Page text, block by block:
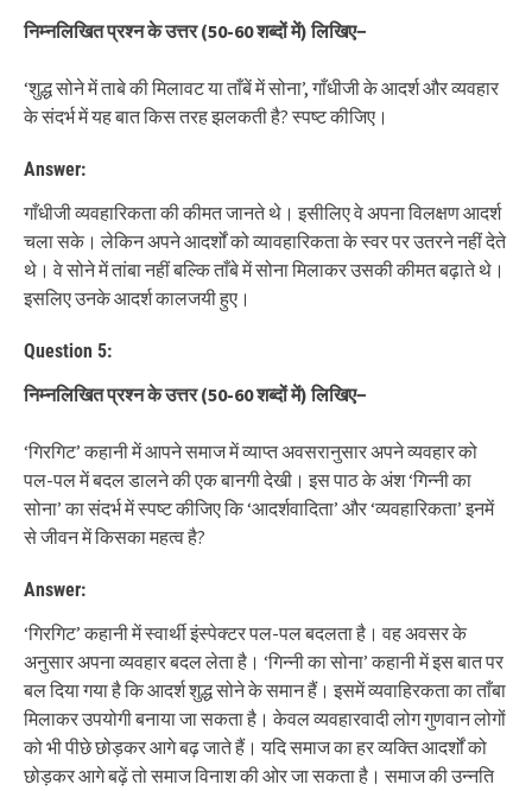
निम्नलिखित प्रश्न के उत्तर(50-60शब्दों में)लिखिए−
‘शुद्ध सोने में ताबे की मिलावट या ताँबें में सोना’, गाँधीजी के आदर्श और व्यवहार
के संदर्भ में यह बात किस तरह झलकती है? स्पष्ट कीजिए।
Answer:
गाँधीजी व्यवहारिकता की कीमत जानते थे। इसीलिए वे अपना विलक्षण आदर्श
चला सके। लेकिन अपने आदर्शों को व्यावहारिकता के स्वर पर उतरने नहीं देते
थे। वे सोने में तांबा नहीं बल्कि ताँबे में सोना मिलाकर उसकी कीमत बढ़ाते थे।
इसलिए उनके आदर्श कालजयी हुए।
Question 5:
निम्नलिखित प्रश्न के उत्तर(50-60शब्दों में)लिखिए−
‘गिरगिट’ कहानी में आपने समाज में व्याप्त अवसरानुसार अपने व्यवहार को
पल-पल में बदल डालने की एक बानगी देखी। इस पाठ के अंश ‘गिन्नी का
सोना’ का संदर्भ में स्पष्ट कीजिए कि ‘आदर्शवादिता’ और ‘व्यवहारिकता’ इनमें
से जीवन में किसका महत्व है?
Answer:
‘गिरगिट’ कहानी में स्वार्थी इंस्पेक्टर पल-पल बदलता है। वह अवसर के
अनुसार अपना व्यवहार बदल लेता है। ‘गिन्नी का सोना’ कहानी में इस बात पर
बल दिया गया है कि आदर्श शुद्ध सोने के समान हैं। इसमें व्यवाहिरकता का ताँबा
मिलाकर उपयोगी बनाया जा सकता है। केवल व्यवहारवादी लोग गुणवान लोगों
को भी पीछे छोड़कर आगे बढ़ जाते हैं। यदि समाज का हर व्यक्ति आदर्शों को
छोड़कर आगे बढ़ें तो समाज विनाश की ओर जा सकता है। समाज की उन्नति